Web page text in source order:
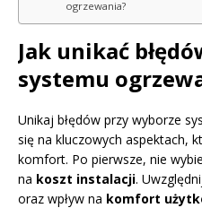
ogrzewania?
Jak unikać
systemu
Unikaj błędów przy wyborze
się na kluczowych aspektach,
komfort. Po pierwsze, nie
na koszt instalacji.
oraz wpływ na komfort